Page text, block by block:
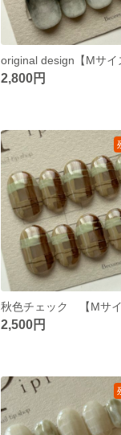
original design【Mサイ
2,800円
秋色チェック 【Mサイ
2,500円